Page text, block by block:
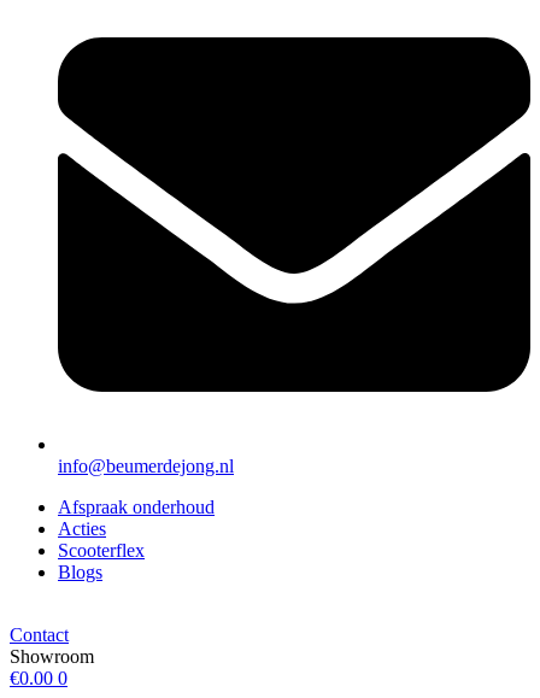
info@beumerdejong.nl
Afspraak onderhoud
Acties
Scooterflex
Blogs
Contact
Showroom
€0.00 0